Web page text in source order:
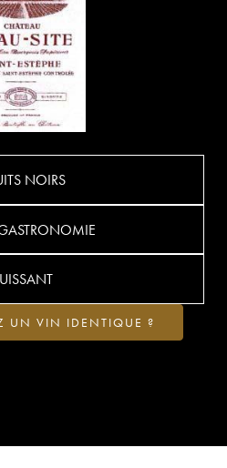
NOIRS
UN VIN IDENTIQUE ?